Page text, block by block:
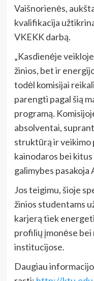
Vaišnorienės,
kvalifikacija
VKEKK darbą.
„Kasdienėje
žinios, bet ir
todėl komisijai
parengti pagal šią
programą.
absolventai,
struktūrą ir veikimo
kainodaros bei kitus
galimybes pasakoja
Jos teigimu, šioje
žinios studentams
karjerą tiek
profilių įmonėse
institucijose.
Daugiau